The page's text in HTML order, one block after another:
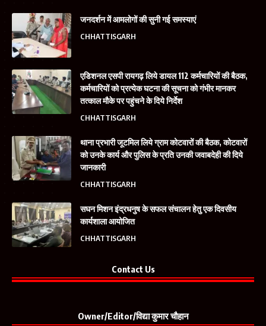
जनदर्शन में आमलोगों की सुनी गई समस्याएं
CHHATTISGARH
एडिशनल एसपी रायगढ़ लिये डायल 112 कर्मचारियों की बैठक,
कर्मचारियों को प्रत्येक घटना की सूचना को गंभीर मानकर
तत्काल मौके पर पहुंचने के दिये निर्देश
CHHATTISGARH
थाना प्रभारी जूटमिल लिये ग्राम कोटवारों की बैठक, कोटवारों
को उनके कार्य और पुलिस के प्रति उनकी जवाबदेही की दिये
जानकारी
CHHATTISGARH
सघन मिशन इंद्रधनुष के सफल संचालन हेतु एक दिवसीय
कार्यशाला आयोजित
CHHATTISGARH
Contact Us
Owner/Editor/विद्या कुमार चौहान